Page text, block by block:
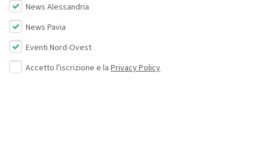
News Alessandria
News Pavia
Eventi Nord-Ovest
Accetto l'iscrizione e la Privacy Policy